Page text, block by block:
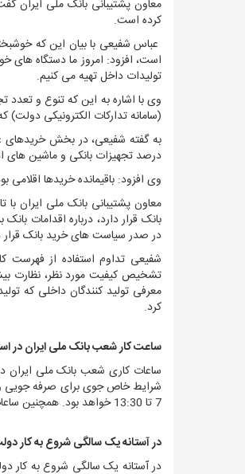
معاون پشتیبانی بانک ملی ایران
کرده است.
عباس شفیعی با بیان این که
است، افزود: امروز ما دستگاه های
تولیدات داخل تهیه می کنیم.
وی با اشاره به این که تنوع و تعدد
(سامانه تدارکات الکترونیکی دولت)
درصد تجهیزات بانکی و ماشین های
وی افزود: باقیمانده خریدها
معاون پشتیبانی بانک ملی ایران
بانک قرار دارد، درباره اقدامات
در صدر سیاست های خرید بانک
شفیعی تداوم استفاده از فهرست
تشخیص کیفیت مورد نظر، نظارت
معرفی تولید کنندگان داخلی که
کرد.
ساعت کار شعب بانک ملی ایران در
ساعات کاری شعب بانک ملی ایران
7 تا 13:30 خواهد بود.
همچنین ساعات کار
در آستانه یک سالگی شروع به کار دولت دوازدهم منتشر شد: ۲۳